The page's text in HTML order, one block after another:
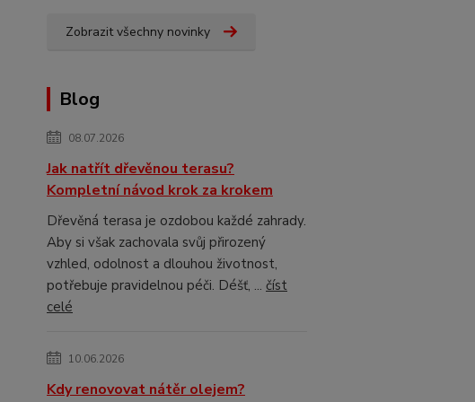
Zobrazit všechny novinky
Blog
08.07.2026
Jak natřít dřevěnou terasu?
Kompletní návod krok za krokem
Dřevěná terasa je ozdobou každé zahrady.
Aby si však zachovala svůj přirozený
vzhled, odolnost a dlouhou životnost,
potřebuje pravidelnou péči. Déšť, ... číst
celé
10.06.2026
Kdy renovovat nátěr olejem?